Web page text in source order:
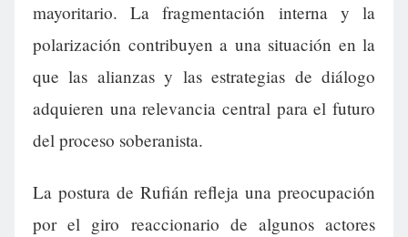
mayoritario. La fragmentación interna y la
polarización contribuyen a una situación en la
que las alianzas y las estrategias de diálogo
adquieren una relevancia central para el futuro
del proceso soberanista.
La postura de Rufián refleja una preocupación
por el giro reaccionario de algunos actores